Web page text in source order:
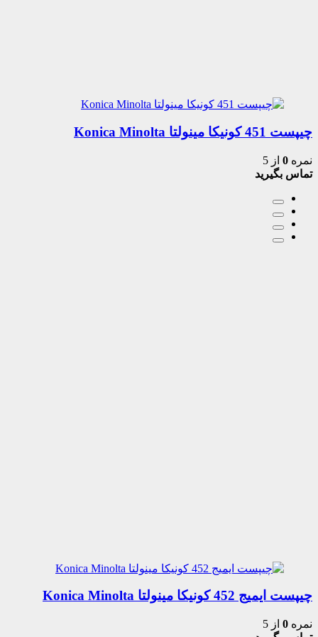
چیپست 451 کونیکا مینولتا Konica Minolta
نمره 0 از 5
تماس بگیرید
چیپست ایمیج 452 کونیکا مینولتا Konica Minolta
نمره 0 از 5